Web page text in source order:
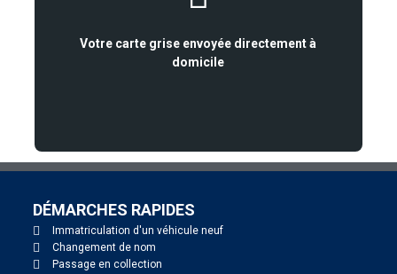
Votre carte grise envoyée directement à
domicile
DÉMARCHES RAPIDES
Immatriculation d'un véhicule neuf
Changement de nom
Passage en collection